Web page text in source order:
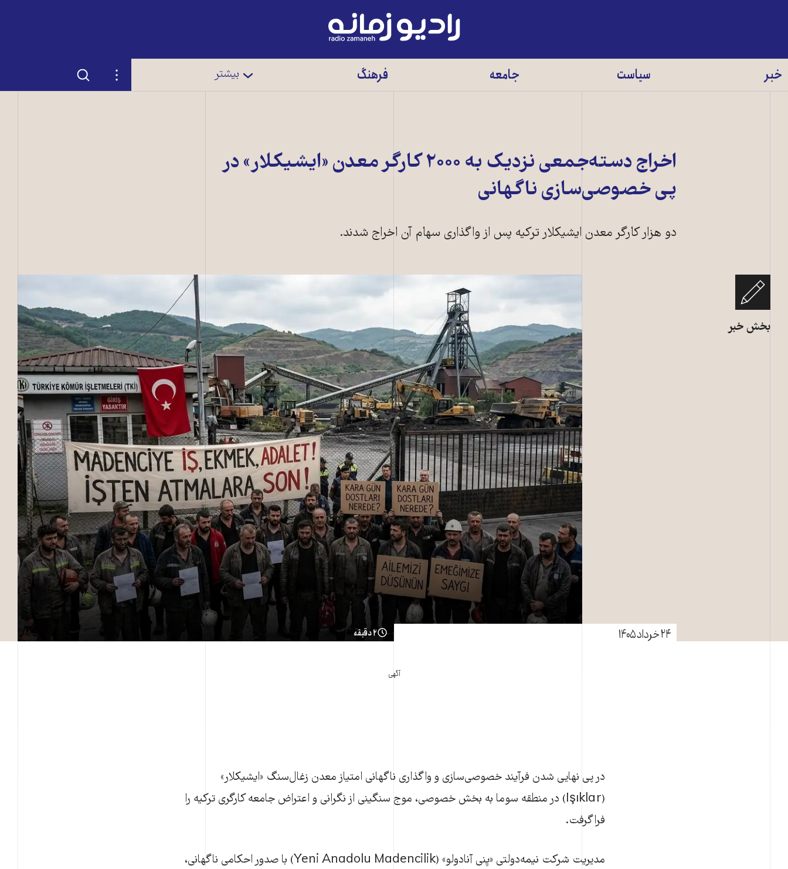
رادیو
زمانه
خبر سیاست جامعه فرهنگ بیشتر تنظیمات جستجو
اخراج دسته‌جمعی نزدیک به ۲۰۰۰ کارگر معدن «ایشیکلار» در
پی خصوصی‌سازی ناگهانی
دو هزار کارگر معدن ایشیکلار ترکیه پس از واگذاری سهام آن اخراج شدند.
بخش خبر
۲۴ خرداد ۱۴۰۵ ۲ دقیقه
آگهی
در پی نهایی شدن فرآیند خصوصی‌سازی و واگذاری ناگهانی امتیاز معدن زغال‌سنگ «ایشیکلار»
(Işıklar) در منطقه سوما به بخش خصوصی، موج سنگینی از نگرانی و اعتراض جامعه کارگری ترکیه را
فراگرفت.
مدیریت شرکت نیمه‌دولتی «یِنی آنادولو» (Yeni Anadolu Madencilik) با صدور احکامی ناگهانی،